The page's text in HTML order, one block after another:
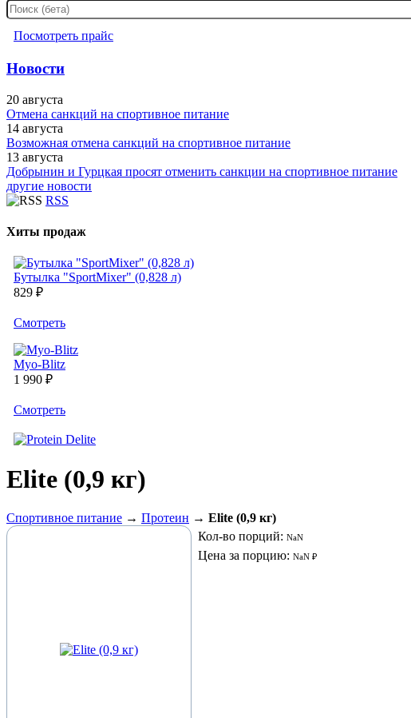
Посмотреть прайс
Новости
20 августа
Отмена санкций на спортивное питание
14 августа
Возможная отмена санкций на спортивное питание
13 августа
Добрынин и Гурцкая просят отменить санкции на спортивное питание
другие новости
RSS
Хиты продаж
Бутылка "SportMixer" (0,828 л)
829 ₽
Cмотреть
Myo-Blitz
1 990 ₽
Cмотреть
Elite (0,9 кг)
Спортивное питание → Протеин → Elite (0,9 кг)
Кол-во порций: NaN
Цена за порцию: NaN ₽